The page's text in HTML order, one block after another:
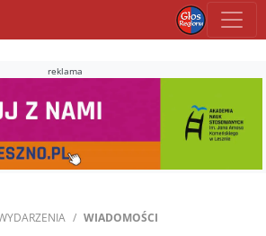
reklama
WIADOMOŚCI